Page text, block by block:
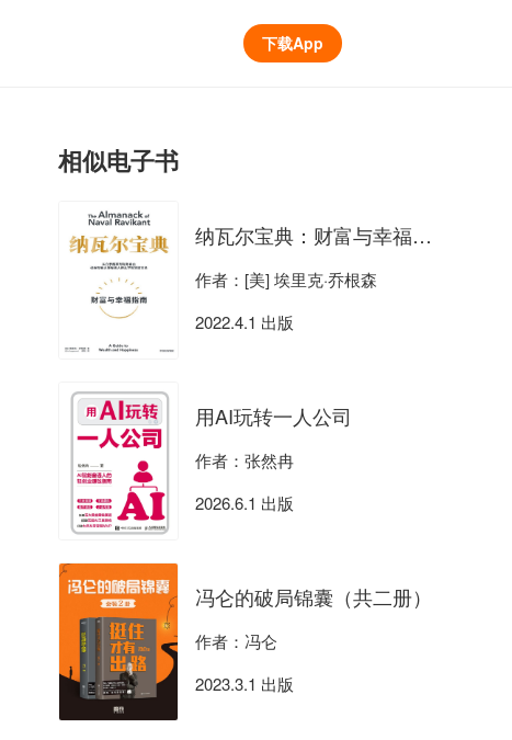
下载App
相似电子书
纳瓦尔宝典：财富与幸福指南
作者：[美] 埃里克·乔根森
2022.4.1 出版
用AI玩转一人公司
作者：张然冉
2026.6.1 出版
冯仑的破局锦囊（共二册）
作者：冯仑
2023.3.1 出版